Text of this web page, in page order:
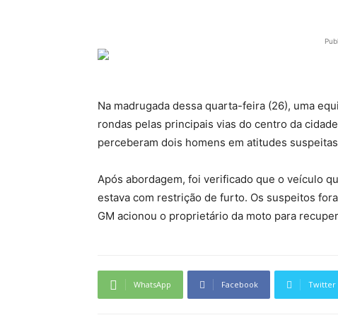
Na madrugada dessa quarta-feira (26), uma
rondas pelas principais vias do centro da
perceberam dois homens em atitudes
Após abordagem, foi verificado que o veículo
estava com restrição de furto. Os suspeitos
GM acionou o proprietário da moto para
WhatsApp Facebook Twitter